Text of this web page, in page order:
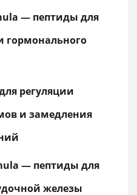
— пептиды для
гормонального
регуляции
и замедления
— пептиды для
железы